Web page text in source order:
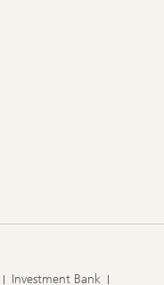
Investment Bank